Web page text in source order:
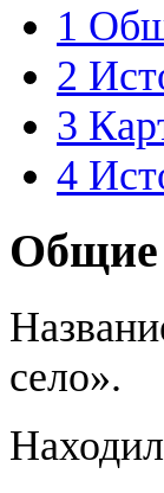
1
2
3
4
Общие
село».